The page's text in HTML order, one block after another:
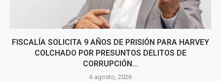
FISCALÍA SOLICITA 9 AÑOS DE PRISIÓN PARA HARVEY
COLCHADO POR PRESUNTOS DELITOS DE
CORRUPCIÓN...
6 agosto, 2026